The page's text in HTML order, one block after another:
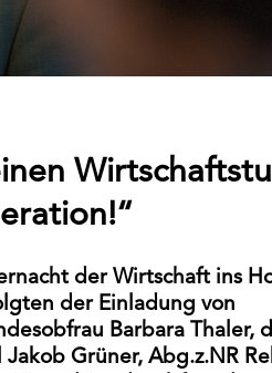
der Wirtschaft ins
der Einladung von
Barbara Thaler,
Grüner, Abg.z.NR